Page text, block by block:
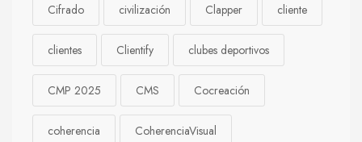
Cifrado civilización Clapper cliente
clientes Clientify clubes deportivos
CMP 2025 CMS Cocreación
coherencia CoherenciaVisual